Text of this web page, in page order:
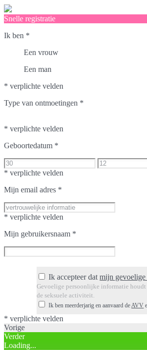
Snelle registratie
Ik ben *
Een vrouw
Een man
* verplichte velden
Type van ontmoetingen *
* verplichte velden
Geboortedatum *
* verplichte velden
Mijn email adres *
* verplichte velden
Mijn gebruikersnaam *
Ik accepteer datmijn gevoelige
Gevoelige persoonlijke informatie
de seksuele activiteit.
Ik ben meerderjarig en aanvaard de AVV
* verplichte velden
Vorige
Verder
Loading...